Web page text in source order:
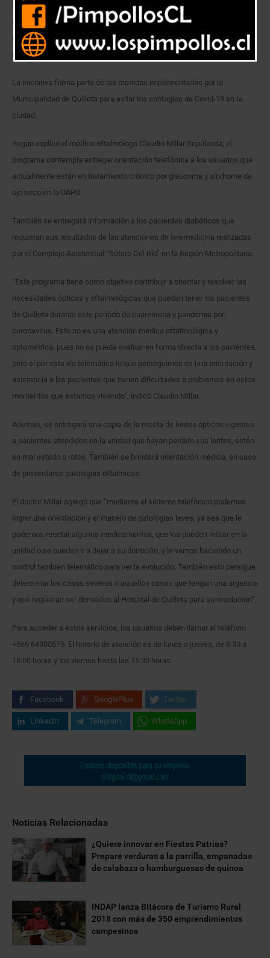
Primaria Oftalmológica (UAPO) de SaludQuillota, para orientar y
asesorar a los pacientes que, debido a la pandemia de coronavirus y la
cuarentena que rige en la comuna, no pueden asistir a sus atenciones
oftalmológicas.
La iniciativa forma parte de las medidas implementadas por la
Municipalidad de Quillota para evitar los contagios de Covid-19 en la
ciudad.
Según explicó el médico oftalmólogo Claudio Millar Sepúlveda, el
programa contempla entregar orientación telefónica a los usuarios que
actualmente están en tratamiento crónico por glaucoma y síndrome de
ojo seco en la UAPO.
También se entregará información a los pacientes diabéticos que
requieran sus resultados de las atenciones de telemedicina realizadas
por el Complejo Asistencial “Sótero Del Río” en la Región Metropolitana.
“Este programa tiene como objetivo contribuir a orientar y resolver las
necesidades ópticas y oftalmológicas que puedan tener los pacientes
de Quillota durante este período de cuarentena y pandemia por
coronavirus. Esto no es una atención médica oftalmológica y
optométrica, pues no se puede evaluar en forma directa a los pacientes,
pero sí por esta vía telemática lo que perseguimos es una orientación y
asistencia a los pacientes que tienen dificultades o problemas en estos
momentos que estamos viviendo”, indicó Claudio Millar.
Además, se entregará una copia de la receta de lentes ópticos vigentes
a pacientes atendidos en la unidad que hayan perdido sus lentes, estén
en mal estado o rotos. También se brindará orientación médica, en caso
de presentarse patologías oftálmicas.
El doctor Millar agregó que “mediante el sistema telefónico podemos
lograr una orientación y el manejo de patologías leves, ya sea que le
podemos recetar algunos medicamentos, que los pueden retirar en la
unidad o se pueden ir a dejar a su domicilio, y le vamos haciendo un
control también telemático para ver la evolución. También esto persigue
determinar los casos severos o aquellos casos que tengan una urgencia
y que requieran ser derivados al Hospital de Quillota para su resolución”.
Para acceder a estos servicios, los usuarios deben llamar al teléfono
+569 64900575. El horario de atención es de lunes a jueves, de 8:30 a
16:00 horas y los viernes hasta las 15:30 horas.
Facebook GooglePlus Twitter
Linkedin Telegram WhatsApp
Noticias Relacionadas
¿Quiere innovar en Fiestas Patrias?
Prepare verduras a la parrilla, empanadas
de calabaza o hamburguesas de quínoa
INDAP lanza Bitácora de Turismo Rural
2018 con más de 350 emprendimientos
campesinos